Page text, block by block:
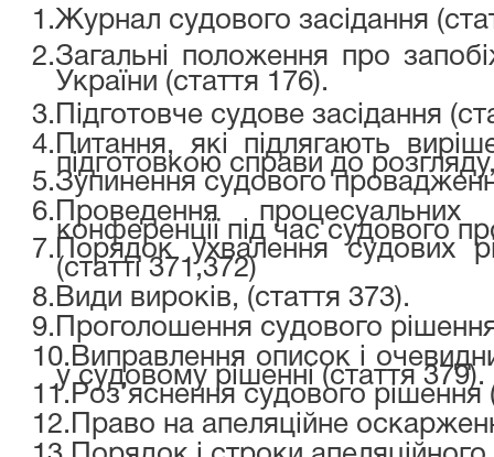
1.Журнал судового засідання
2.Загальні положення про
України (стаття 176).
3. Підготовче судове засідання
4. Питання, які підлягають
підготовкою справи до
5.Зупинення судового
6. Проведення
конференції під час судового
7. Порядок ухвалення судових
(статті 371,372)
8. Види вироків, (стаття 373).
9. Проголошення судового
10. Виправлення описок і
у судовому рішенні (стаття 379).
11. Роз’яснення судового рішення
12. Право на апеляційне